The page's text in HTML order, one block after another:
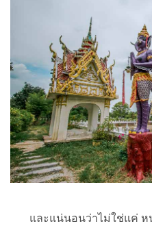
และแน่นอนว่าไม่ใช่แค่ หนุ